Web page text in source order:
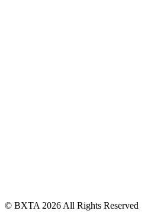
© BXTA 2026 All Rights Reserved